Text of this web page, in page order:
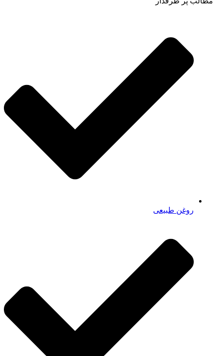
روغن طبیعی